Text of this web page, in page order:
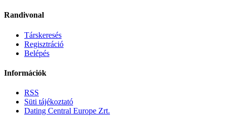
Randivonal
Társkeresés
Regisztráció
Belépés
Információk
RSS
Süti tájékoztató
Dating Central Europe Zrt.